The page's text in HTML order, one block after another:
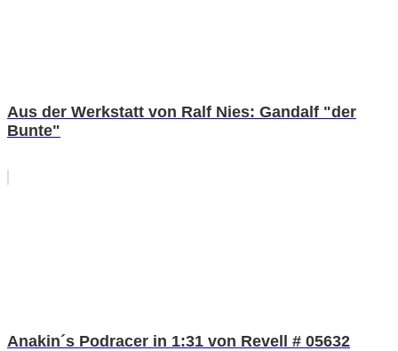
Aus der Werkstatt von Ralf Nies: Gandalf "der
Bunte"
Anakin´s Podracer in 1:31 von Revell # 05632